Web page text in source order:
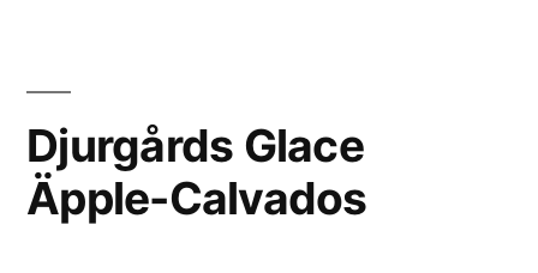
Djurgårds Glace
Äpple-Calvados